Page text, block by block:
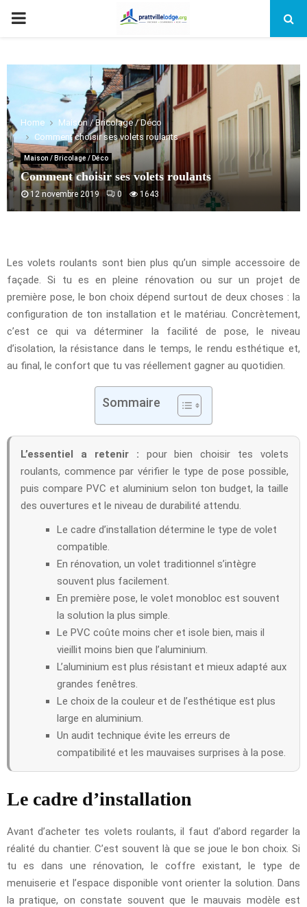
PRIMARY
Home
Maison / Bricolage / Déco
Comment choisir ses volets roulants
Maison / Bricolage / Déco
Comment choisir ses volets roulants
12 novembre 2019 0 1643
Les volets roulants sont bien plus qu’un simple accessoire de
façade. Si tu es en pleine rénovation ou sur un projet de
première pose, le bon choix dépend surtout de deux choses : la
configuration de ton installation et le matériau. Concrètement,
c’est ce qui va déterminer la facilité de pose, le niveau
d’isolation, la résistance dans le temps, le rendu esthétique et,
au final, le confort que tu vas réellement gagner au quotidien.
Sommaire
L’essentiel a retenir : pour bien choisir tes volets
roulants, commence par vérifier le type de pose possible,
puis compare PVC et aluminium selon ton budget, la taille
des ouvertures et le niveau de durabilité attendu.
Le cadre d’installation détermine le type de volet
compatible.
En rénovation, un volet traditionnel s’intègre
souvent plus facilement.
En première pose, le volet monobloc est souvent
la solution la plus simple.
Le PVC coûte moins cher et isole bien, mais il
vieillit moins bien que l’aluminium.
L’aluminium est plus résistant et mieux adapté aux
grandes fenêtres.
Le choix de la couleur et de l’esthétique est plus
large en aluminium.
Un audit technique évite les erreurs de
compatibilité et les mauvaises surprises à la pose.
Le cadre d’installation
Avant d’acheter tes volets roulants, il faut d’abord regarder la
réalité du chantier. C’est souvent là que se joue le bon choix. Si
tu es dans une rénovation, le coffre existant, le type de
menuiserie et l’espace disponible vont orienter la solution. Dans
la pratique, on constate souvent que le mauvais modèle est